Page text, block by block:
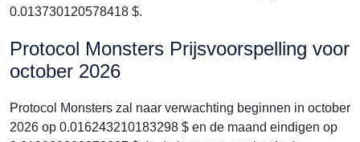
0.013730120578418 $.
Protocol Monsters Prijsvoorspelling voor
october 2026
Protocol Monsters zal naar verwachting beginnen in october
2026 op 0.016243210183298 $ en de maand eindigen op